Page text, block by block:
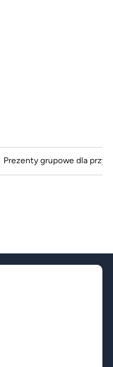
Prezenty grupowe dla